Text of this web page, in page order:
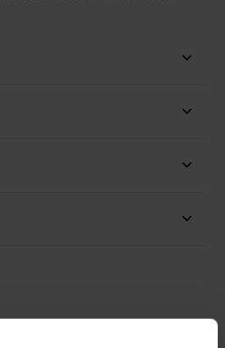
befestigt ist.
für reduzierte
zu Rahmendurchmesser
den Lautsprecher.
Ägyptischer Papyruskonus
ansprechenden sechseckigen
Grundfläche hinter der
äußerst wünschenswerte
Polentlüftung mit 12 mm
selbst ist am Rahmen